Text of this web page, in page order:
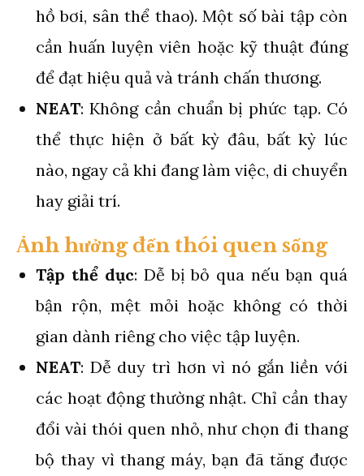
hồ bơi, sân thể thao). Một số bài tập còn
cần huấn luyện viên hoặc kỹ thuật đúng
để đạt hiệu quả và tránh chấn thương.
NEAT: Không cần chuẩn bị phức tạp. Có
thể thực hiện ở bất kỳ đâu, bất kỳ lúc
nào, ngay cả khi đang làm việc, di chuyển
hay giải trí.
Ảnh hưởng đến thói quen sống
Tập thể dục: Dễ bị bỏ qua nếu bạn quá
bận rộn, mệt mỏi hoặc không có thời
gian dành riêng cho việc tập luyện.
NEAT: Dễ duy trì hơn vì nó gắn liền với
các hoạt động thường nhật. Chỉ cần thay
đổi vài thói quen nhỏ, như chọn đi thang
bộ thay vì thang máy, bạn đã tăng được